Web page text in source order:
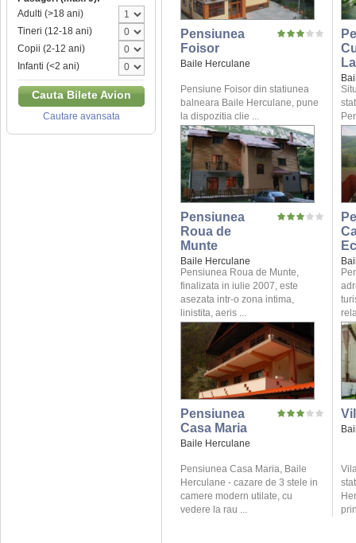
Adulti (>18 ani)
Tineri (12-18 ani)
Copii (2-12 ani)
Infanti (<2 ani)
Cauta Bilete Avion
Cautare avansata
Pensiunea
Foisor
Baile Herculane
Pensiune Foisor din statiunea
balneara Baile Herculane, pune
la dispozitia clie ...
Pensiunea
Roua de
Munte
Baile Herculane
Pensiunea Roua de Munte,
finalizata in iulie 2007, este
asezata intr-o zona intima,
linistita, aeris ...
Pensiunea
Casa Maria
Baile Herculane
Pensiunea Casa Maria, Baile
Herculane - cazare de 3 stele in
camere modern utilate, cu
vedere la rau ...